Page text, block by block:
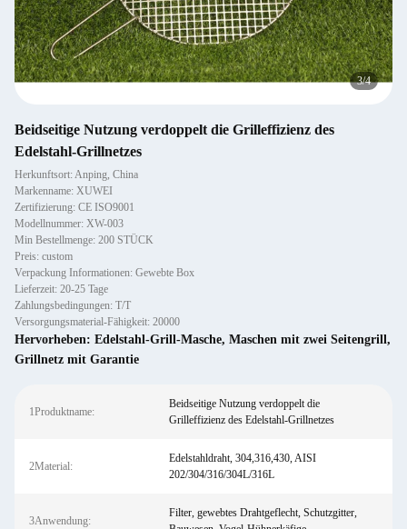
4/4
Beidseitige Nutzung verdoppelt die Grilleffizienz des
Edelstahl-Grillnetzes
Herkunftsort: Anping, China
Markenname: XUWEI
Zertifizierung: CE ISO9001
Modellnummer: XW-003
Min Bestellmenge: 200 STÜCK
Preis: custom
Verpackung Informationen: Gewebte Box
Lieferzeit: 20-25 Tage
Zahlungsbedingungen: T/T
Versorgungsmaterial-Fähigkeit: 20000
Hervorheben: Edelstahl-Grill-Masche, Maschen mit zwei Seitengrill,
Grillnetz mit Garantie
1Produktname:
Beidseitige Nutzung verdoppelt die
Grilleffizienz des Edelstahl-Grillnetzes
2Material:
Edelstahldraht, 304,316,430, AISI
202/304/316/304L/316L
3Anwendung:
Filter, gewebtes Drahtgeflecht, Schutzgitter,